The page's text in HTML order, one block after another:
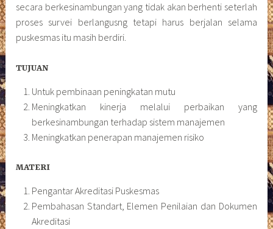
secara berkesinambungan yang tidak akan berhenti seterlah
proses survei berlangusng tetapi harus berjalan selama
puskesmas itu masih berdiri.
TUJUAN
Untuk pembinaan peningkatan mutu
Meningkatkan kinerja melalui perbaikan yang
berkesinambungan terhadap sistem manajemen
Meningkatkan penerapan manajemen risiko
MATERI
Pengantar Akreditasi Puskesmas
Pembahasan Standart, Elemen Penilaian dan Dokumen
Akreditasi